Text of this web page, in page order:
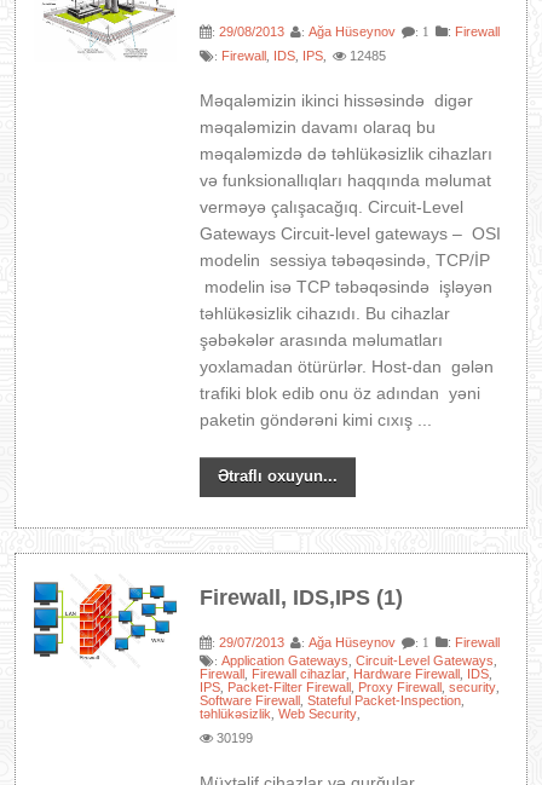
:29/08/2013 :Ağa Hüseynov : 1 : Firewall
: Firewall IDS IPS 12485
Məqaləmizin ikinci hissəsində digər
məqaləmizin davamı olaraq bu
məqaləmizdə də təhlükəsizlik cihazları
və funksionallıqları haqqında məlumat
verməyə çalışacağıq. Circuit-Level
Gateways Circuit-level gateways – OSI
modelin sessiya təbəqəsində, TCP/İP
modelin isə TCP təbəqəsində işləyən
təhlükəsizlik cihazıdı. Bu cihazlar
şəbəkələr arasında məlumatları
yoxlamadan ötürürlər. Host-dan gələn
trafiki blok edib onu öz adından yəni
paketin göndərəni kimi cıxış ...
Ətraflı oxuyun...
Firewall, IDS,IPS (1)
:29/07/2013 :Ağa Hüseynov : 1 : Firewall
:Application Gateways ,Circuit-Level Gateways
Firewall Firewall cihazlar Hardware Firewall IDS
IPS Packet-Filter Firewall Proxy Firewall ,security
Software Firewall ,Stateful Packet-Inspection
təhlükəsizlik ,Web Security
30199